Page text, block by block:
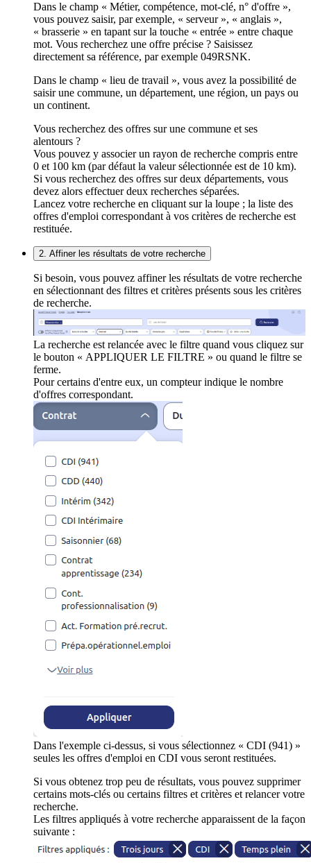
Dans le champ « Métier, compétence, mot-clé, n° d'offre »,
vous pouvez saisir, par exemple, « serveur », « anglais »,
« brasserie » en tapant sur la touche « entrée » entre chaque
mot. Vous recherchez une offre précise ? Saisissez
directement sa référence, par exemple 049RSNK.
Dans le champ « lieu de travail », vous avez la possibilité de
saisir une commune, un département, une région, un pays ou
un continent.
Vous recherchez des offres sur une commune et ses
alentours ?
Vous pouvez y associer un rayon de recherche compris entre
0 et 100 km (par défaut la valeur sélectionnée est de 10 km).
Si vous recherchez des offres sur deux départements, vous
devez alors effectuer deux recherches séparées.
Lancez votre recherche en cliquant sur la loupe ; la liste des
offres d'emploi correspondant à vos critères de recherche est
restituée.
2. Affiner les résultats de votre recherche
Si besoin, vous pouvez affiner les résultats de votre recherche
en sélectionnant des filtres et critères présents sous les critères
de recherche.
La recherche est relancée avec le filtre quand vous cliquez sur
le bouton « APPLIQUER LE FILTRE » ou quand le filtre se
ferme.
Pour certains d'entre eux, un compteur indique le nombre
d'offres correspondant.
Dans l'exemple ci-dessus, si vous sélectionnez « CDI (941) »
seules les offres d'emploi en CDI vous seront restituées.
Si vous obtenez trop peu de résultats, vous pouvez supprimer
certains mots-clés ou certains filtres et critères et relancer votre
recherche.
Les filtres appliqués à votre recherche apparaissent de la façon
suivante :